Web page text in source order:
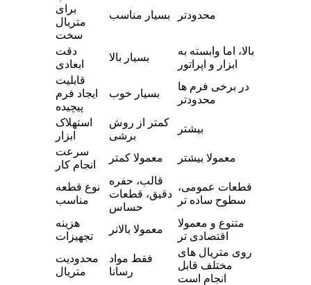
برای
متریال
سخت
بسیار مناسب محدودتر
دقت
ابعادی
بسیار بالا
بالا، اما وابسته به
ابزار و اپراتور
قابلیت
ایجاد فرم
پیچیده
بسیار خوب
در برخی فرم ها
محدودتر
استهلاک
ابزار
کمتر از روش
برشی
بیشتر
سرعت
انجام کار
معمولا کمتر معمولا بیشتر
نوع قطعه
مناسب
قالب، حفره
دقیق، قطعات
حساس
قطعات عمومی،
سطوح ساده تر
هزینه
تجهیزات
معمولا بالاتر
متنوع و معمولا
اقتصادی تر
محدودیت
متریال
فقط مواد
رسانا
روی متریال های
مختلف قابل
انجام است